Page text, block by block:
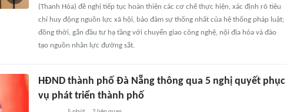
(Thanh Hóa) đề nghị tiếp tục hoàn thiện các cơ chế thực hiện, xác định rõ tiêu
chí huy động nguồn lực xã hội, bảo đảm sự thống nhất của hệ thống pháp luật;
đồng thời, gắn đầu tư hạ tầng với chuyển giao công nghệ, nội địa hóa và đào
tạo nguồn nhân lực đường sắt.
HĐND thành phố Đà Nẵng thông qua 5 nghị quyết phục
vụ phát triển thành phố